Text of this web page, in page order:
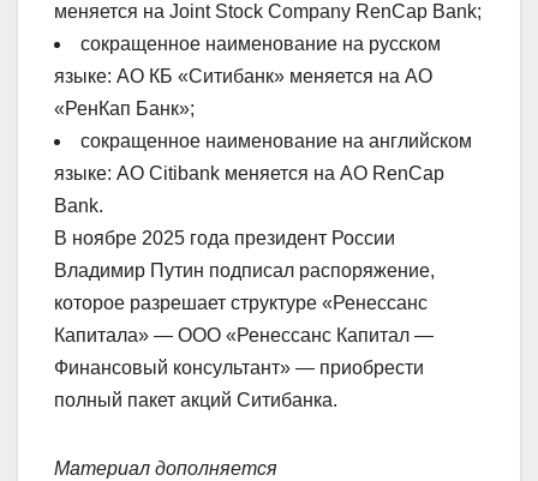
меняется на Joint Stock Company RenCap Bank;
сокращенное наименование на русском
языке: АО КБ «Ситибанк» меняется на АО
«РенКап Банк»;
сокращенное наименование на английском
языке: AO Citibank меняется на AO RenCap
Bank.
В ноябре 2025 года президент России
Владимир Путин подписал распоряжение,
которое разрешает структуре «Ренессанс
Капитала» — ООО «Ренессанс Капитал —
Финансовый консультант» — приобрести
полный пакет акций Ситибанка.
Материал дополняется